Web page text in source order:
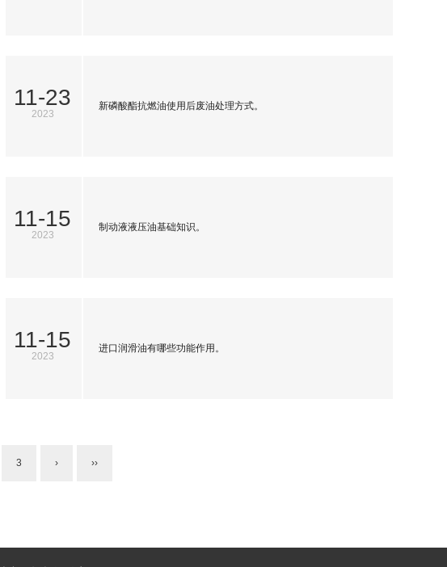
11-23
2023
新磷酸酯抗燃油使用后废油处理方式。
11-15
2023
制动液液压油基础知识。
11-15
2023
进口润滑油有哪些功能作用。
3 › ››